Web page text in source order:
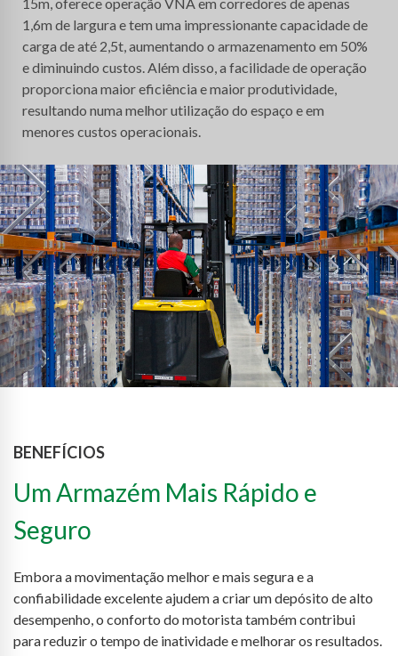
1,6m de largura e tem uma impressionante capacidade de
carga de até 2,5t, aumentando o armazenamento em 50%
e diminuindo custos. Além disso, a facilidade de operação
proporciona maior eficiência e maior produtividade,
resultando numa melhor utilização do espaço e em
menores custos operacionais.
BENEFÍCIOS
Um Armazém Mais Rápido e
Seguro
Embora a movimentação melhor e mais segura e a
confiabilidade excelente ajudem a criar um depósito de alto
desempenho, o conforto do motorista também contribui
para reduzir o tempo de inatividade e melhorar os resultados.